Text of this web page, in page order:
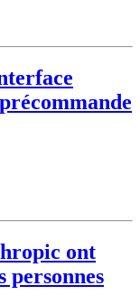
ont
personnes